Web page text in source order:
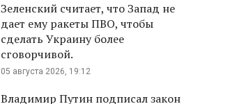
Зеленский считает, что Запад не
дает ему ракеты ПВО, чтобы
сделать Украину более
сговорчивой.
05 августа 2026, 19:12
Владимир Путин подписал закон